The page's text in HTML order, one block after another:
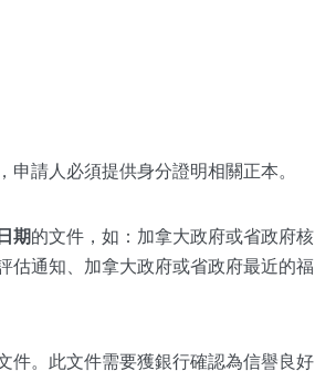
申請人必須提供身分證明相關正本。
期的文件，如：加拿大政府或省政府核
估通知、加拿大政府或省政府最近的福
件。此文件需要獲銀行確認為信譽良好